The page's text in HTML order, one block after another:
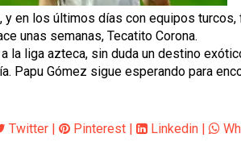
en los últimos días con equipos turcos,
unas semanas, Tecatito Corona.
liga azteca, sin duda un destino
Gómez sigue esperando para
Twitter | Pinterest | Linkedin |